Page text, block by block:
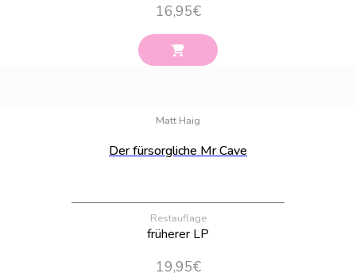
16,95€
Matt Haig
Der fürsorgliche Mr Cave
Restauflage
früherer LP
19,95€